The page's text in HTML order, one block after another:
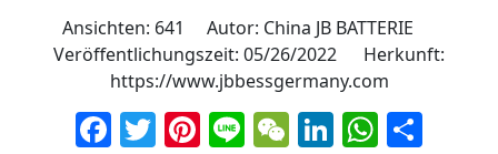
Ansichten: 641 Autor: China JB BATTERIE
Veröffentlichungszeit: 05/26/2022 Herkunft:
https://www.jbbessgermany.com
Facebook
Twitter
Pinterest
LineWeChat
LinkedIn